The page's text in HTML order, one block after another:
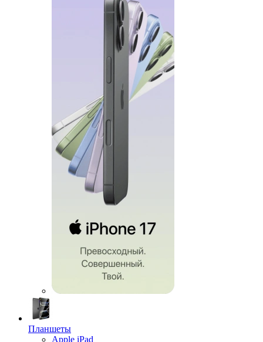
Планшеты
Apple iPad